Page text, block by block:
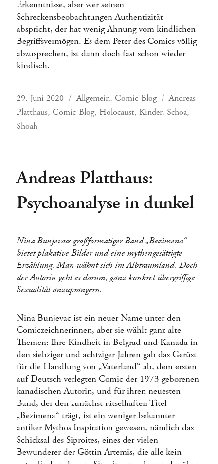
Erkenntnisse, aber wer seinen
Schreckensbeobachtungen Authentizität
abspricht, der hat wenig Ahnung vom kindlichen
Begriffsvermögen. Es dem Peter des Comics völlig
abzusprechen, ist dann doch fast schon wieder
kindisch.
Veröffentlicht
am
29. Juni 2020 Kategorien
Allgemein, Comic-Blog Schlagwörter
Andreas
Platthaus, Comic-Blog,Holocaust,Kinder,Schoa,
Shoah
Andreas Platthaus:
Psychoanalyse in dunkel
Nina Bunjevacs großformatiger Band „Bezimena“
bietet plakative Bilder und eine mythengesättigte
Erzählung. Man wähnt sich im Albtraumland. Doch
der Autorin geht es darum, ganz konkret übergriffige
Sexualität anzuprangern.
Nina Bunjevac ist ein neuer Name unter den
Comiczeichnerinnen, aber sie wählt ganz alte
Themen: Ihre Kindheit in Belgrad und Kanada in
den siebziger und achtziger Jahren gab das Gerüst
für die Handlung von „Vaterland“ ab, dem ersten
auf Deutsch verlegten Comic der 1973 geborenen
kanadischen Autorin, und für ihren neuesten
Band, der den zunächst rätselhaften Titel
„Bezimena“ trägt, ist ein weniger bekannter
antiker Mythos Inspiration gewesen, nämlich das
Schicksal des Siproites, eines der vielen
Bewunderer der Göttin Artemis, die alle kein